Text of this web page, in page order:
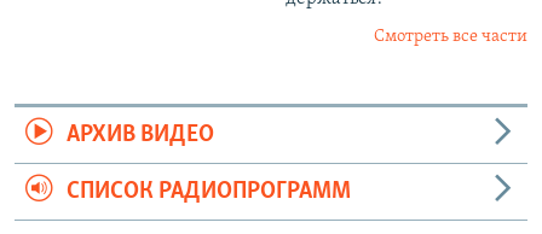
Смотреть все части
АРХИВ ВИДЕО
СПИСОК РАДИОПРОГРАММ